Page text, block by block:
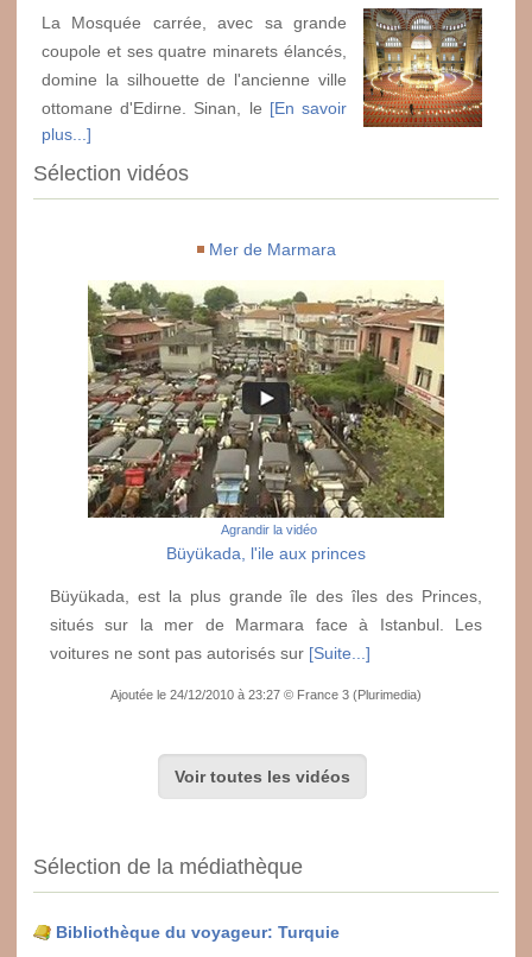
La Mosquée carrée, avec sa grande
coupole et ses quatre minarets élancés,
domine la silhouette de l'ancienne ville
ottomane d'Edirne. Sinan, le [En savoir
plus...]
Sélection vidéos
Mer de Marmara
Agrandir la vidéo
Büyükada, l'ile aux princes
Büyükada, est la plus grande île des îles des Princes,
situés sur la mer de Marmara face à Istanbul. Les
voitures ne sont pas autorisés sur [Suite...]
Ajoutée le 24/12/2010 à 23:27 © France 3 (Plurimedia)
Voir toutes les vidéos
Sélection de la médiathèque
Bibliothèque du voyageur: Turquie